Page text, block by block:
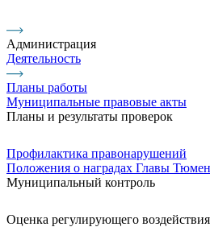
Администрация
Деятельность
Планы работы
Муниципальные правовые акты
Планы и результаты проверок
Профилактика правонарушений
Положения о наградах Главы
Муниципальный контроль
Оценка регулирующего воздействия